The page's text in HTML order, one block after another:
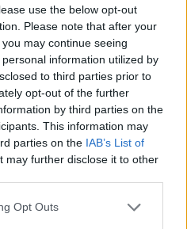
use the below opt-out
Please note that after your
may continue seeing
information utilized by
to third parties prior to
opt-out of the further
by third parties on the
This information may
parties on the IAB’s List of
may further disclose it to other
Opt Outs
vagy véleményezői
– Lannert Judit ifjúsági
az oktatáspolitikai
Minisztérium. Lannert Judit
és Ifjúsági Részvételi
őket érintő ügyek alakításában.